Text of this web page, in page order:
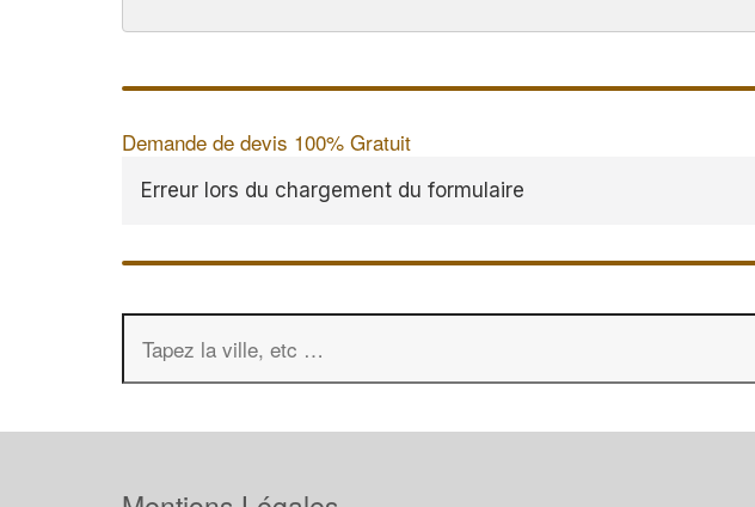
Demande de devis 100% Gratuit
Erreur lors du chargement du formulaire